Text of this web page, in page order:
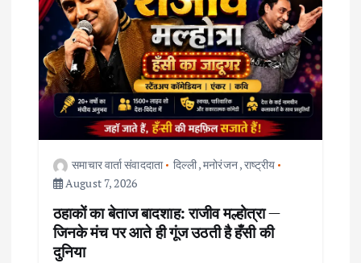
g
a
t
समाचार वार्ता संवाददाता दिल्ली,मनोरंजन,राष्ट्रीय
August 7, 2026
ठहाकों का बेताज बादशाह: राजीव मल्होत्रा —
जिनके मंच पर आते ही गूंज उठती है हँसी की
दुनिया